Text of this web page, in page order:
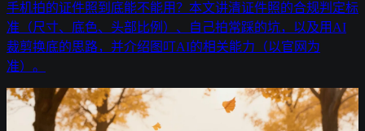
手机拍的证件照到底能不能用？本文讲清证件照的合规判定标
准（尺寸、底色、头部比例）、自己拍常踩的坑，以及用AI
裁剪换底的思路，并介绍图叮AI的相关能力（以官网为
准）。